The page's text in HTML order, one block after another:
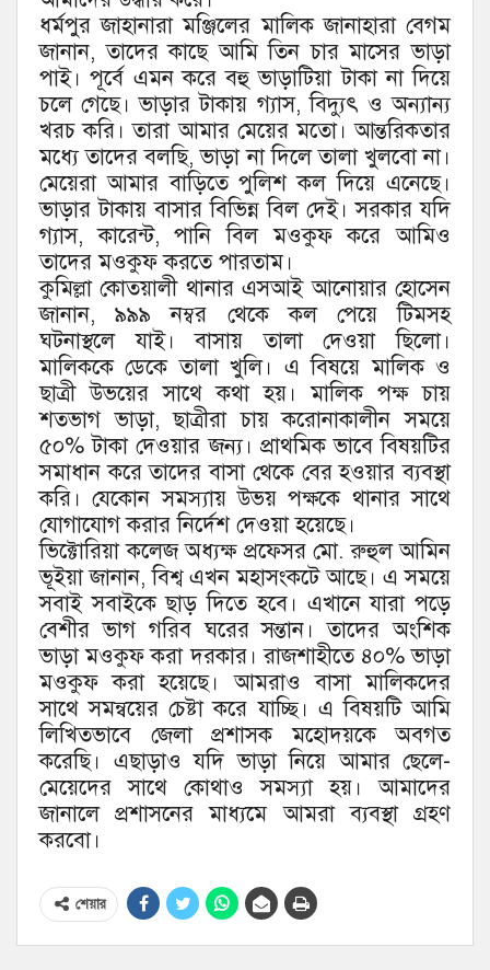
ধর্মপুর জাহানারা মঞ্জিলের মালিক জানাহারা বেগম
জানান, তাদের কাছে আমি তিন চার মাসের ভাড়া
পাই। পূর্বে এমন করে বহু ভাড়াটিয়া টাকা না দিয়ে
চলে গেছে। ভাড়ার টাকায় গ্যাস, বিদ্যুৎ ও অন্যান্য
খরচ করি। তারা আমার মেয়ের মতো। আন্তরিকতার
মধ্যে তাদের বলছি, ভাড়া না দিলে তালা খুলবো না।
মেয়েরা আমার বাড়িতে পুলিশ কল দিয়ে এনেছে।
ভাড়ার টাকায় বাসার বিভিন্ন বিল দেই। সরকার যদি
গ্যাস, কারেন্ট, পানি বিল মওকুফ করে আমিও
তাদের মওকুফ করতে পারতাম।
কুমিল্লা কোতয়ালী থানার এসআই আনোয়ার হোসেন
জানান, ৯৯৯ নম্বর থেকে কল পেয়ে টিমসহ
ঘটনাস্থলে যাই। বাসায় তালা দেওয়া ছিলো।
মালিককে ডেকে তালা খুলি। এ বিষয়ে মালিক ও
ছাত্রী উভয়ের সাথে কথা হয়। মালিক পক্ষ চায়
শতভাগ ভাড়া, ছাত্রীরা চায় করোনাকালীন সময়ে
৫০% টাকা দেওয়ার জন্য। প্রাথমিক ভাবে বিষয়টির
সমাধান করে তাদের বাসা থেকে বের হওয়ার ব্যবস্থা
করি। যেকোন সমস্যায় উভয় পক্ষকে থানার সাথে
যোগাযোগ করার নির্দেশ দেওয়া হয়েছে।
ভিক্টোরিয়া কলেজ অধ্যক্ষ প্রফেসর মো. রুহুল আমিন
ভূইয়া জানান, বিশ্ব এখন মহাসংকটে আছে। এ সময়ে
সবাই সবাইকে ছাড় দিতে হবে। এখানে যারা পড়ে
বেশীর ভাগ গরিব ঘরের সন্তান। তাদের অংশিক
ভাড়া মওকুফ করা দরকার। রাজশাহীতে ৪০% ভাড়া
মওকুফ করা হয়েছে। আমরাও বাসা মালিকদের
সাথে সমন্বয়ের চেষ্টা করে যাচ্ছি। এ বিষয়টি আমি
লিখিতভাবে জেলা প্রশাসক মহোদয়কে অবগত
করেছি। এছাড়াও যদি ভাড়া নিয়ে আমার ছেলে-
মেয়েদের সাথে কোথাও সমস্যা হয়। আমাদের
জানালে প্রশাসনের মাধ্যমে আমরা ব্যবস্থা গ্রহণ
করবো।
শেয়ার